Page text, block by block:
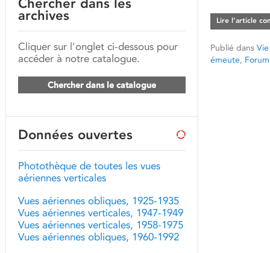
Lire l’article
Publié dans
émeute,
Chercher dans les
archives
Cliquer sur l'onglet ci-dessous pour
accéder à notre catalogue.
Chercher dans le catalogue
Données ouvertes
Photothèque de toutes les vues
aériennes verticales
Vues aériennes obliques, 1925-1935
Vues aériennes verticales, 1947-1949
Vues aériennes verticales, 1958-1975
Vues aériennes obliques, 1960-1992